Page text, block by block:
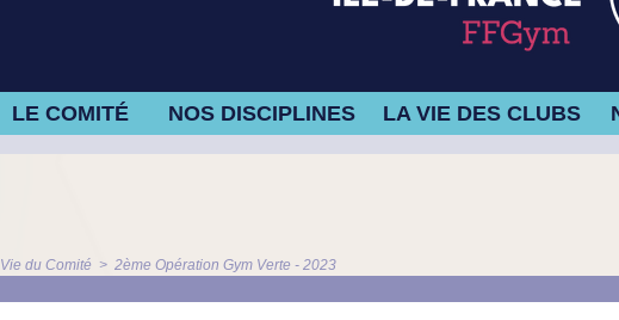
LE COMITÉ NOS DISCIPLINES LA VIE DES CLUBS
Vie du Comité > 2ème Opération Gym Verte - 2023